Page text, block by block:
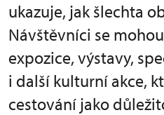
ukazuje, jak šlechta
Návštěvníci se
expozice, výstavy,
i další kulturní akce,
cestování jako